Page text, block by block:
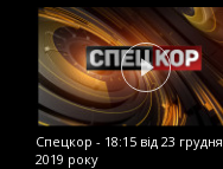
Спецкор - 18:15 від 23 грудня
2019 року